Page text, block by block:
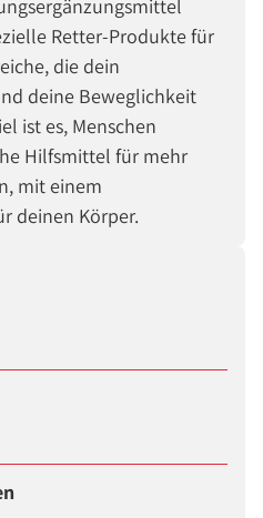
Retter-Produkte für
die dein
deine Beweglichkeit
ist es, Menschen
Hilfsmittel für mehr
mit einem
deinen Körper.